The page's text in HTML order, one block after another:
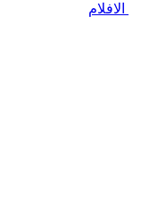
الافلام